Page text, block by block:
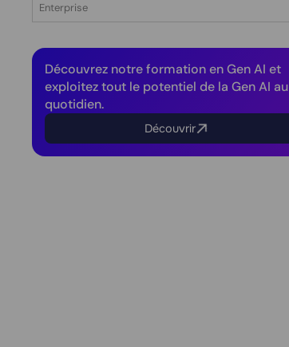
Enterprise
Découvrez notre formation en Gen AI et
exploitez tout le potentiel de la Gen AI au
quotidien.
Découvrir